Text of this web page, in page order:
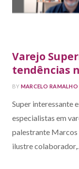
Varejo
tendências
BY MARCELO RAMALHO
Super interessante
especialistas em
palestrante Marcos
ilustre